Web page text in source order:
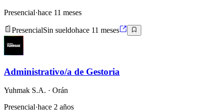
Presencial·hace 11 meses
PresencialSin sueldohace 11 meses
Administrativo/a de Gestoria
Yuhmak S.A. · Orán
Presencial·hace 2 años